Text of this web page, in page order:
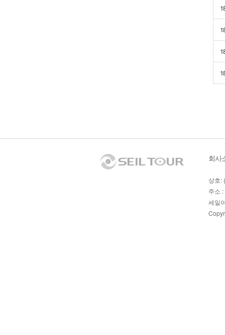
회사
상호:
주소
세일